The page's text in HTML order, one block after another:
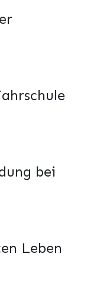
bei
Leben